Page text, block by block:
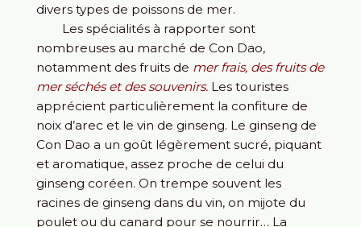
divers types de poissons de mer.
Les spécialités à rapporter sont
nombreuses au marché de Con Dao,
notamment des fruits de mer frais, des fruits de
mer séchés et des souvenirs. Les touristes
apprécient particulièrement la confiture de
noix d’arec et le vin de ginseng. Le ginseng de
Con Dao a un goût légèrement sucré, piquant
et aromatique, assez proche de celui du
ginseng coréen. On trempe souvent les
racines de ginseng dans du vin, on mijote du
poulet ou du canard pour se nourrir… La